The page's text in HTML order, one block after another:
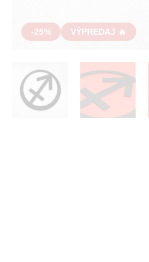
-25% VÝPREDAJ 🔥